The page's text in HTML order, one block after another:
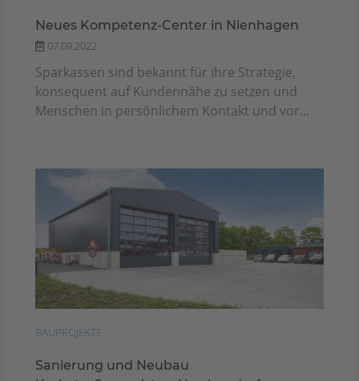
Neues Kompetenz-Center in Nienhagen
07.09.2022
Sparkassen sind bekannt für ihre Strategie,
konsequent auf Kundennähe zu setzen und
Menschen in persönlichem Kontakt und vor...
BAUPROJEKTE
Sanierung und Neubau